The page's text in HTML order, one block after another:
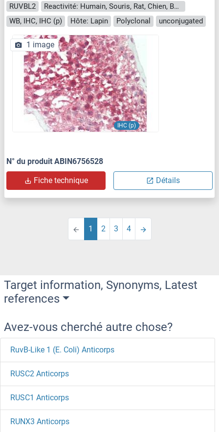
RUVBL2
Reactivité: Humain, Souris, Rat, Chien, Boeuf (Vache), Cobaye, Cheval, Lapin, Porc
WB, IHC, IHC (p)
Hôte: Lapin Polyclonal unconjugated
IHC (p)
1 image
N° du produit ABIN6756528
Fiche technique Détails
1 2 3 4
Target information, Synonyms, Latest
references
Avez-vous cherché autre chose?
RuvB-Like 1 (E. Coli) Anticorps
RUSC2 Anticorps
RUSC1 Anticorps
RUNX3 Anticorps